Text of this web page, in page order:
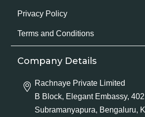
Privacy Policy
Terms and Conditions
Company Details
Rachnaye Private Limited
B Block, Elegant Embassy,
Subramanyapura, Bengaluru,